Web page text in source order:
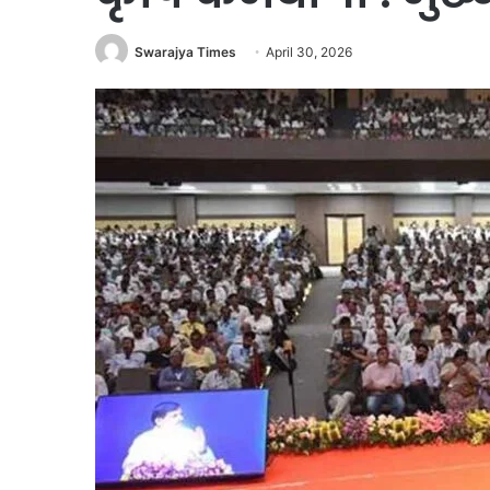
Swarajya Times April 30, 2026